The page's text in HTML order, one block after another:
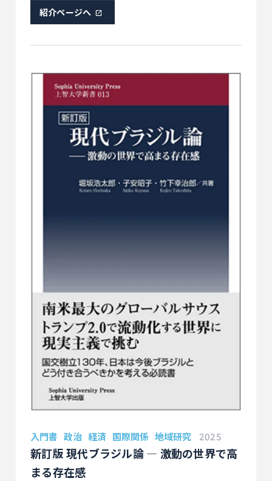
which made little sense as business units, were
transformed into functional firms able to
three key companies – Yukos Oil Company,
Siberian (Russian) Aluminium and Norilsk Nickel –
all of which played a key role in Russia’s
economic recovery after 1998, describing how
these companies were created, run and have
developed.
紹介ページへ
入門書 政治 経済 国際関係 地域研究 2025
新訂版 現代ブラジル論 ― 激動の世界で高
まる存在感